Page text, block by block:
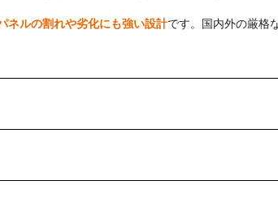
ネルの割れや劣化にも強い設計です。国内外の厳格